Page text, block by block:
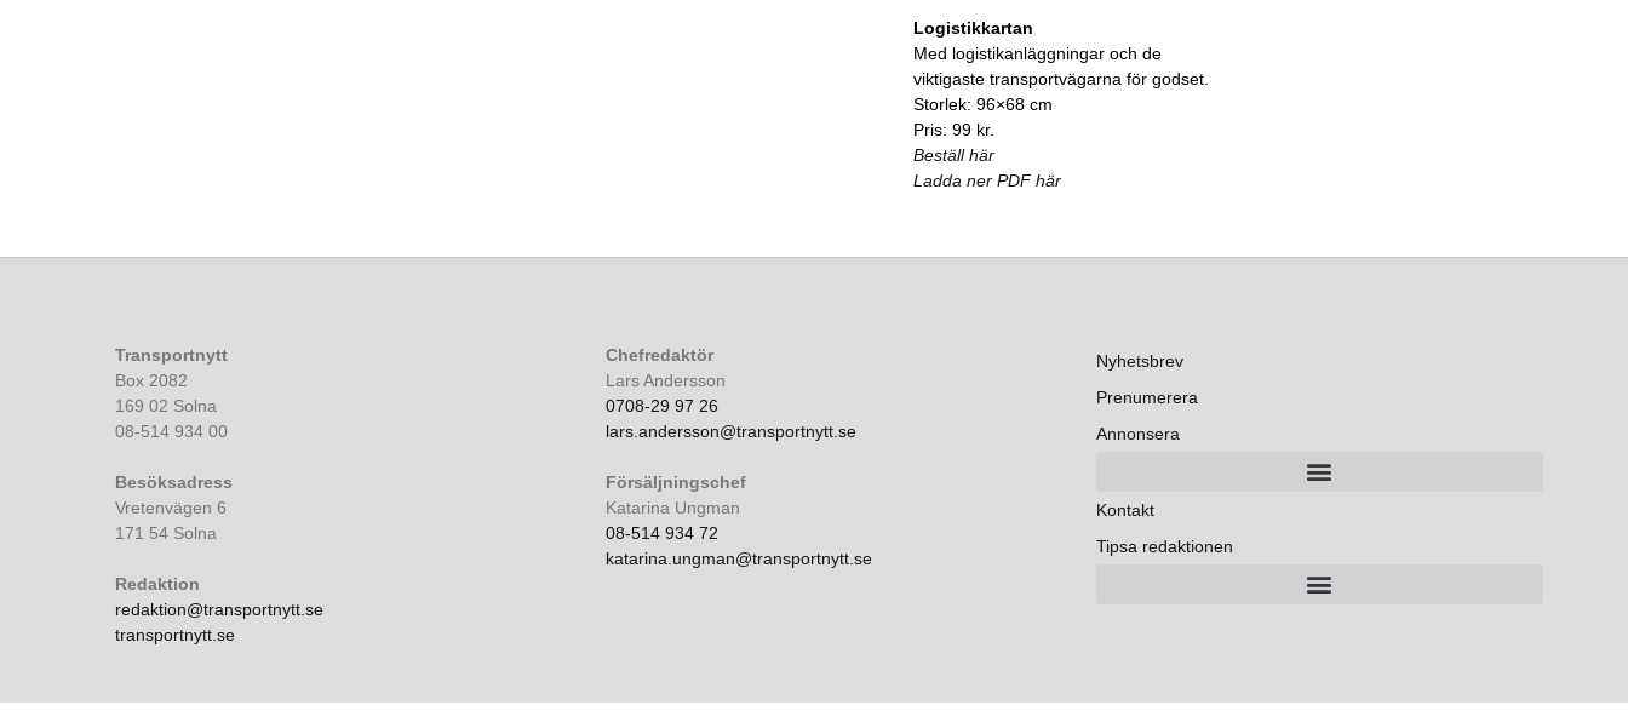
Logistikkartan
Med logistikanläggningar och de
viktigaste transportvägarna för godset.
Storlek: 96×68 cm
Pris: 99 kr.
Beställ här
Ladda ner PDF här
Transportnytt
Box 2082
169 02 Solna
08-514 934 00
Besöksadress
Vretenvägen 6
171 54 Solna
Redaktion
redaktion@transportnytt.se
transportnytt.se
Chefredaktör
Lars Andersson
0708-29 97 26
lars.andersson@transportnytt.se
Försäljningschef
Katarina Ungman
08-514 934 72
katarina.ungman@transportnytt.se
Nyhetsbrev
Prenumerera
Annonsera
Kontakt
Tipsa redaktionen